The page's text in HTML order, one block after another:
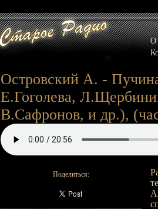
О
Островский А. -
Е.Гоголева,
В.Сафронов, и др.),
Поделиться: